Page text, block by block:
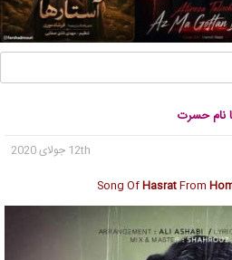
نام حسرت
12th جولای 2020
Song OfHasratFrom